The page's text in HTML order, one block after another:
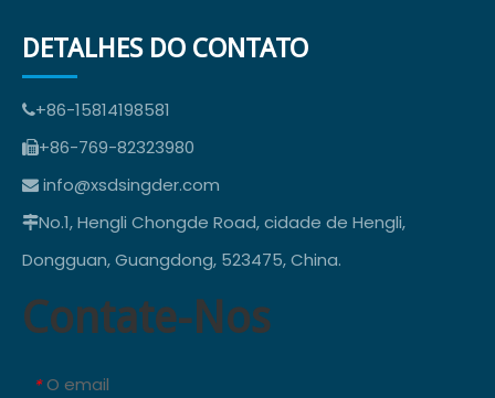
DETALHES DO CONTATO
+86-15814198581
+86-769-82323980
 info@xsdsingder.com
No.1, Hengli Chongde Road, cidade de Hengli,
Dongguan, Guangdong, 523475, China.
Contate-Nos
* O email